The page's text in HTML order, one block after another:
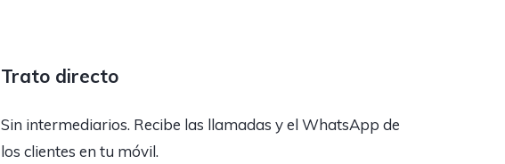
Trato directo
Sin intermediarios. Recibe las llamadas y el WhatsApp de
los clientes en tu móvil.